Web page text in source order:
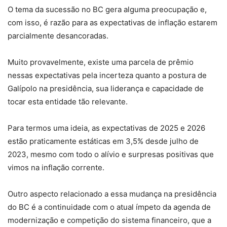
O tema da sucessão no BC gera alguma preocupação e,
com isso, é razão para as expectativas de inflação estarem
parcialmente desancoradas.
Muito provavelmente, existe uma parcela de prêmio
nessas expectativas pela incerteza quanto a postura de
Galípolo na presidência, sua liderança e capacidade de
tocar esta entidade tão relevante.
Para termos uma ideia, as expectativas de 2025 e 2026
estão praticamente estáticas em 3,5% desde julho de
2023, mesmo com todo o alívio e surpresas positivas que
vimos na inflação corrente.
Outro aspecto relacionado a essa mudança na presidência
do BC é a continuidade com o atual ímpeto da agenda de
modernização e competição do sistema financeiro, que a